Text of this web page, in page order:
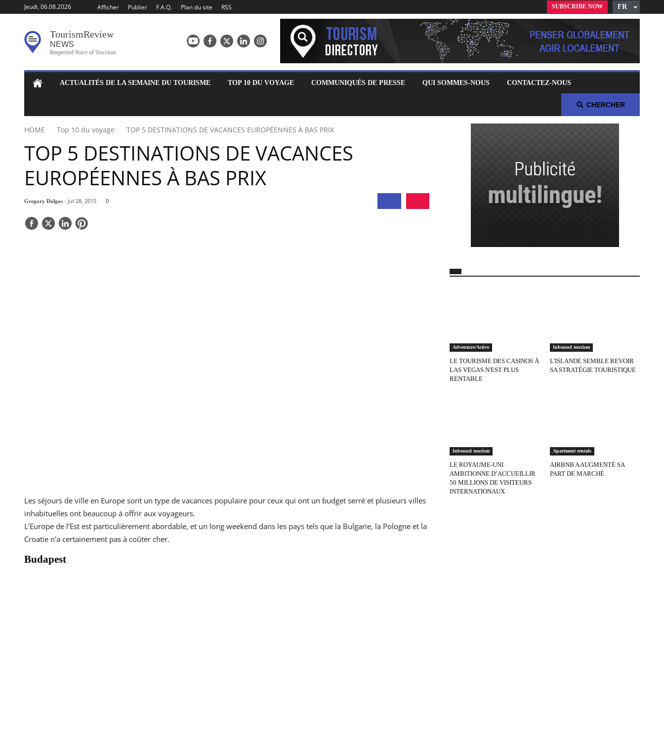
Jeudi, 06.08.2026 Afficher Publier F.A.Q. Plan du site RSS FR
English
Czech
German
Russian
Spanish
Italian
SUBSCRIBE NOW
TourismReview
NEWS
Respected Voice of Tourism
ACTUALITÉS DE LA SEMAINE DU TOURISME TOP 10 DU VOYAGE COMMUNIQUÉS DE PRESSE QUI SOMMES-NOUS CONTACTEZ-NOUS
CHERCHER
HOME Top 10 du voyage TOP 5 DESTINATIONS DE VACANCES EUROPÉENNES À BAS PRIX
TOP 5 DESTINATIONS DE VACANCES
EUROPÉENNES À BAS PRIX
Gregory Dolgos- Jul 28, 2015 0
Les séjours de ville en Europe sont un type de vacances populaire pour ceux qui ont un budget serré et plusieurs villes
inhabituelles ont beaucoup à offrir aux voyageurs.
L’Europe de l’Est est particulièrement abordable, et un long weekend dans les pays tels que la Bulgarie, la Pologne et la
Croatie n'a certainement pas à coûter cher.
Budapest
Adventure/Active
LE TOURISME DES CASINOS À
LAS VEGAS N'EST PLUS
RENTABLE
Inbound tourism
L'ISLANDE SEMBLE REVOIR
SA STRATÉGIE TOURISTIQUE
Inbound tourism
LE ROYAUME-UNI
AMBITIONNE D’ACCUEILLIR
50 MILLIONS DE VISITEURS
INTERNATIONAUX
Apartment rentals
AIRBNB A AUGMENTÉ SA
PART DE MARCHÉ